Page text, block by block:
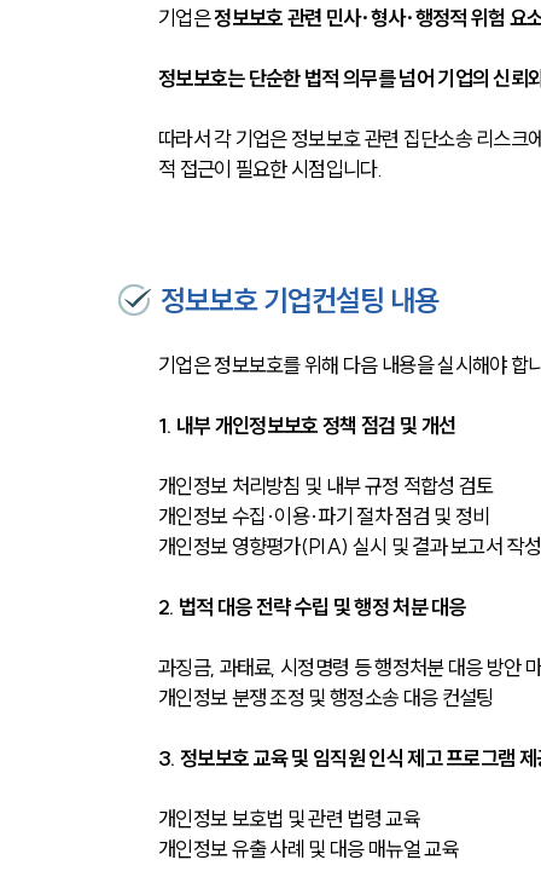
기업은 정보보호 관련 민사·형사·행정적 위험 요
정보보호는 단순한 법적 의무를 넘어 기업의 신뢰
따라서 각 기업은 정보보호 관련 집단소송 리스
적 접근이 필요한 시점입니다.
정보보호 기업컨설팅 내용
기업은 정보보호를 위해 다음 내용을 실시해야 합
1. 내부 개인정보보호 정책 점검 및 개선
개인정보 처리방침 및 내부 규정 적합성 검토
개인정보 수집·이용·파기 절차 점검 및 정비
개인정보 영향평가(PIA) 실시 및 결과 보고서 작성
2. 법적 대응 전략 수립 및 행정 처분 대응
과징금, 과태료, 시정명령 등 행정처분 대응 방안
개인정보 분쟁 조정 및 행정소송 대응 컨설팅
3. 정보보호 교육 및 임직원 인식 제고 프로그램 제
개인정보 보호법 및 관련 법령 교육
개인정보 유출 사례 및 대응 매뉴얼 교육